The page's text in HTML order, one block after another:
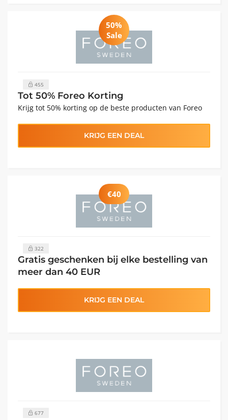
50%
Sale
455
Tot 50% Foreo Korting
Krijg tot 50% korting op de beste producten van Foreo
KRIJG EEN DEAL
€40
322
Gratis geschenken bij elke bestelling van
meer dan 40 EUR
KRIJG EEN DEAL
677